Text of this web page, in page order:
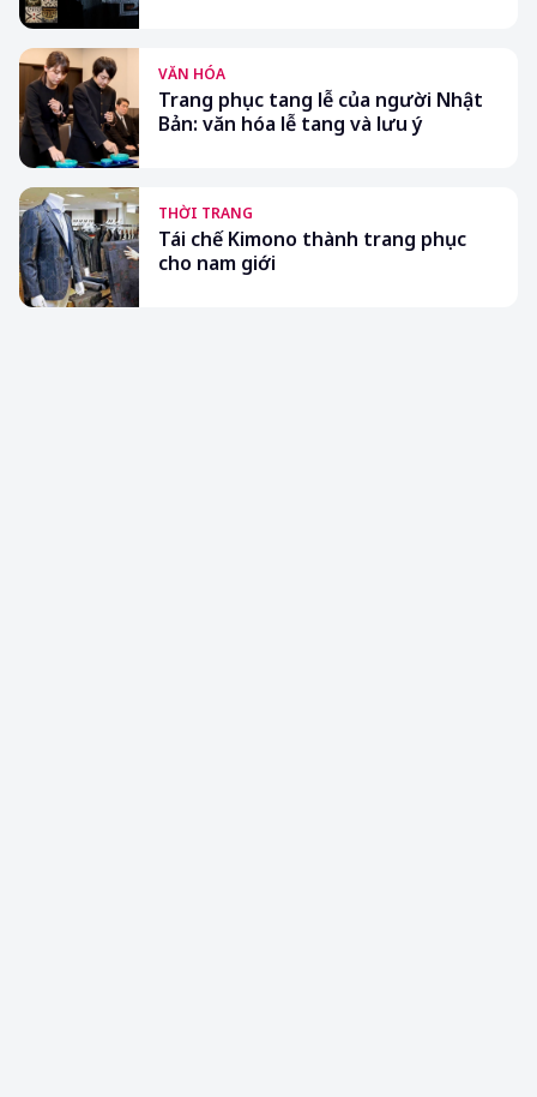
VĂN HÓA
Trang phục tang lễ của người Nhật
Bản: văn hóa lễ tang và lưu ý
THỜI TRANG
Tái chế Kimono thành trang phục
cho nam giới